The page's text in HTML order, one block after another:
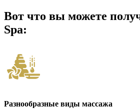
Вот что вы можете
Spa:
Разнообразные виды массажа